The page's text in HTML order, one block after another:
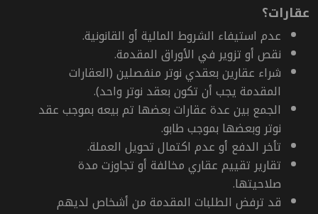
عقارات؟
عدم استيفاء الشروط المالية أو القانونية.
نقص أو تزوير في الأوراق المقدمة.
شراء عقارين بعقدي نوتر منفصلين (العقارات
المقدمة يجب أن تكون بعقد نوتر واحد).
الجمع بين عدة عقارات بعضها تم بيعه بموجب عقد
نوتر وبعضها بموجب طابو.
تأخر الدفع أو عدم اكتمال تحويل العملة.
تقارير تقييم عقاري مخالفة أو تجاوزت مدة
صلاحيتها.
قد ترفض الطلبات المقدمة من أشخاص لديهم